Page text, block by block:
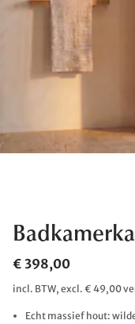
€ 398,00
incl. BTW, excl. € 49,00
Echt massief hout: